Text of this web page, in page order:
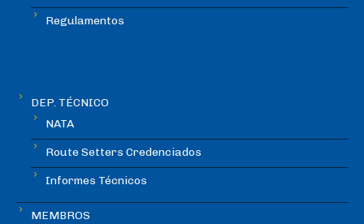
Regulamentos
DEP. TÉCNICO
NATA
Route Setters Credenciados
Informes Técnicos
MEMBROS